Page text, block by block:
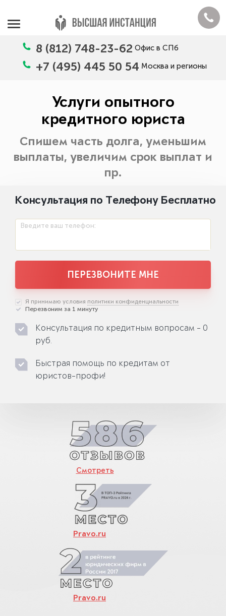
8 (812) 748-23-62 Офис в СПб
+7 (495) 445 50 54 Москва и регионы
Услуги опытного
кредитного юриста
Спишем часть долга, уменьшим
выплаты, увеличим срок выплат и
пр.
Консультация по Телефону Бесплатно
Введите ваш телефон:
ПЕРЕЗВОНИТЕ МНЕ
Я принимаю условия политики конфиденциальности
Перезвоним за 1 минуту
Консультация по кредитным вопросам - 0
руб.
Быстрая помощь по кредитам от
юристов-профи!
Смотреть
Pravo.ru
Pravo.ru